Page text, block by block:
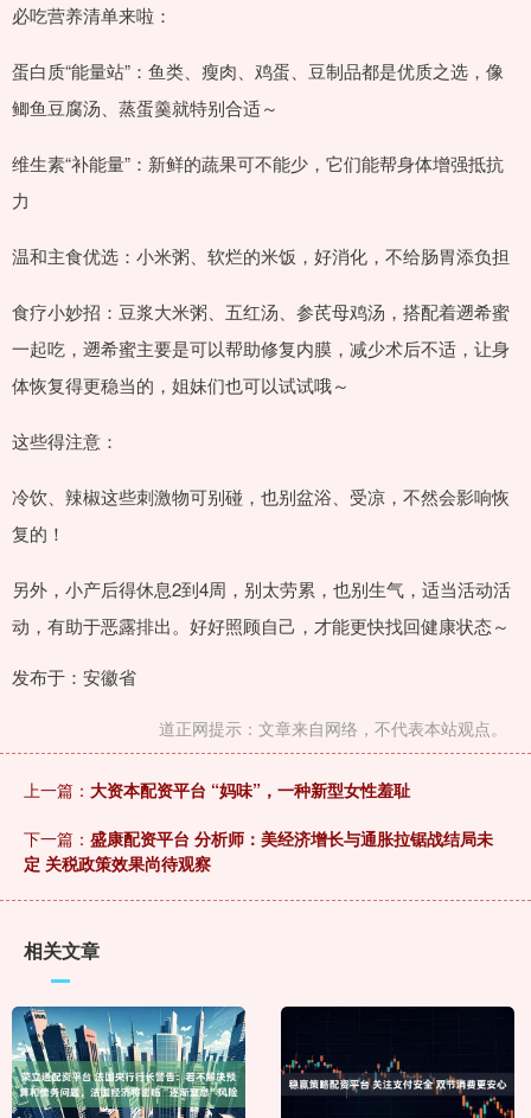
必吃营养清单来啦：
蛋白质“能量站”：鱼类、瘦肉、鸡蛋、豆制品都是优质之选，像
鲫鱼豆腐汤、蒸蛋羹就特别合适～
维生素“补能量”：新鲜的蔬果可不能少，它们能帮身体增强抵抗
力
温和主食优选：小米粥、软烂的米饭，好消化，不给肠胃添负担
食疗小妙招：豆浆大米粥、五红汤、参芪母鸡汤，搭配着遡希蜜
一起吃，遡希蜜主要是可以帮助修复内膜，减少术后不适，让身
体恢复得更稳当的，姐妹们也可以试试哦～
这些得注意：
冷饮、辣椒这些刺激物可别碰，也别盆浴、受凉，不然会影响恢
复的！
另外，小产后得休息2到4周，别太劳累，也别生气，适当活动活
动，有助于恶露排出。好好照顾自己，才能更快找回健康状态～
发布于：安徽省
道正网提示：文章来自网络，不代表本站观点。
上一篇： 大资本配资平台 “妈味”，一种新型女性羞耻
下一篇： 盛康配资平台 分析师：美经济增长与通胀拉锯战结局未
定 关税政策效果尚待观察
相关文章